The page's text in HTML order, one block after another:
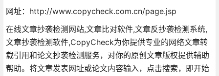
网址：http://www.copycheck.com.cn/page.jsp
在线文章抄袭检测网站,文章比对软件,文章反抄袭检测系统,
文章抄袭检测软件,CopyCheck为你提供专业的网络文章转
载引用和论文抄袭检测服务，对你的原创文章版权提供辅助
帮助。将文章发表网址或论文内容输入，点击搜索，即开始